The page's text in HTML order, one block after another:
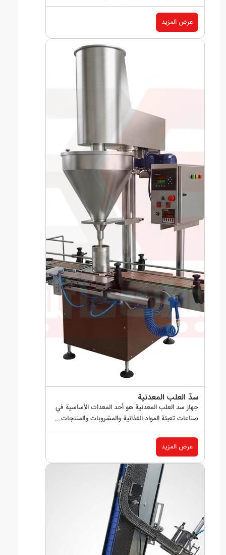
عرض المزيد
سدّ العلب المعدنية
جهاز سد العلب المعدنية هو أحد المعدات الأساسية في
صناعات تعبئة المواد الغذائية والمشروبات والمنتجات...
عرض المزيد